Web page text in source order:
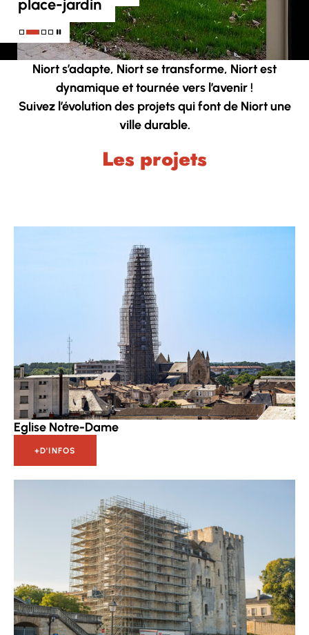
tour nord du Donjon
place-jardin
de Niort
de ville
Niort s’adapte, Niort se transforme, Niort est
dynamique et tournée vers l’avenir !
Suivez l’évolution des projets qui font de Niort une
ville durable.
Les projets
Eglise Notre-Dame
+D'INFOS